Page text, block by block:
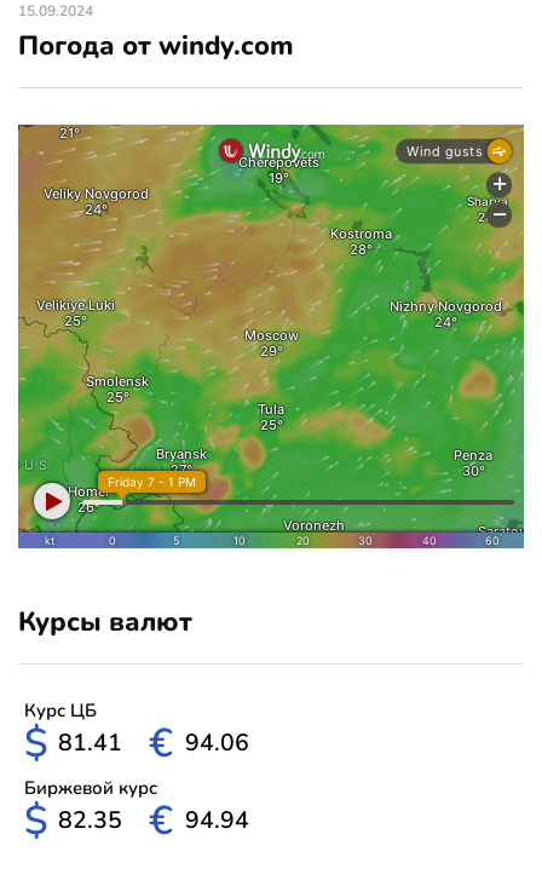
15.09.2024
Погода от windy.com
Курсы валют
Курс ЦБ
$ 81.41 € 94.06
Биржевой курс
$ 82.35 € 94.94